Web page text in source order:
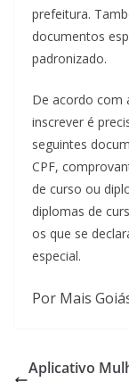
prefeitura.
documentos
padronizado.
De acordo com
inscrever é
seguintes
CPF,
de curso ou
diplomas de
os que se
especial.
Por Mais
Aplicativo